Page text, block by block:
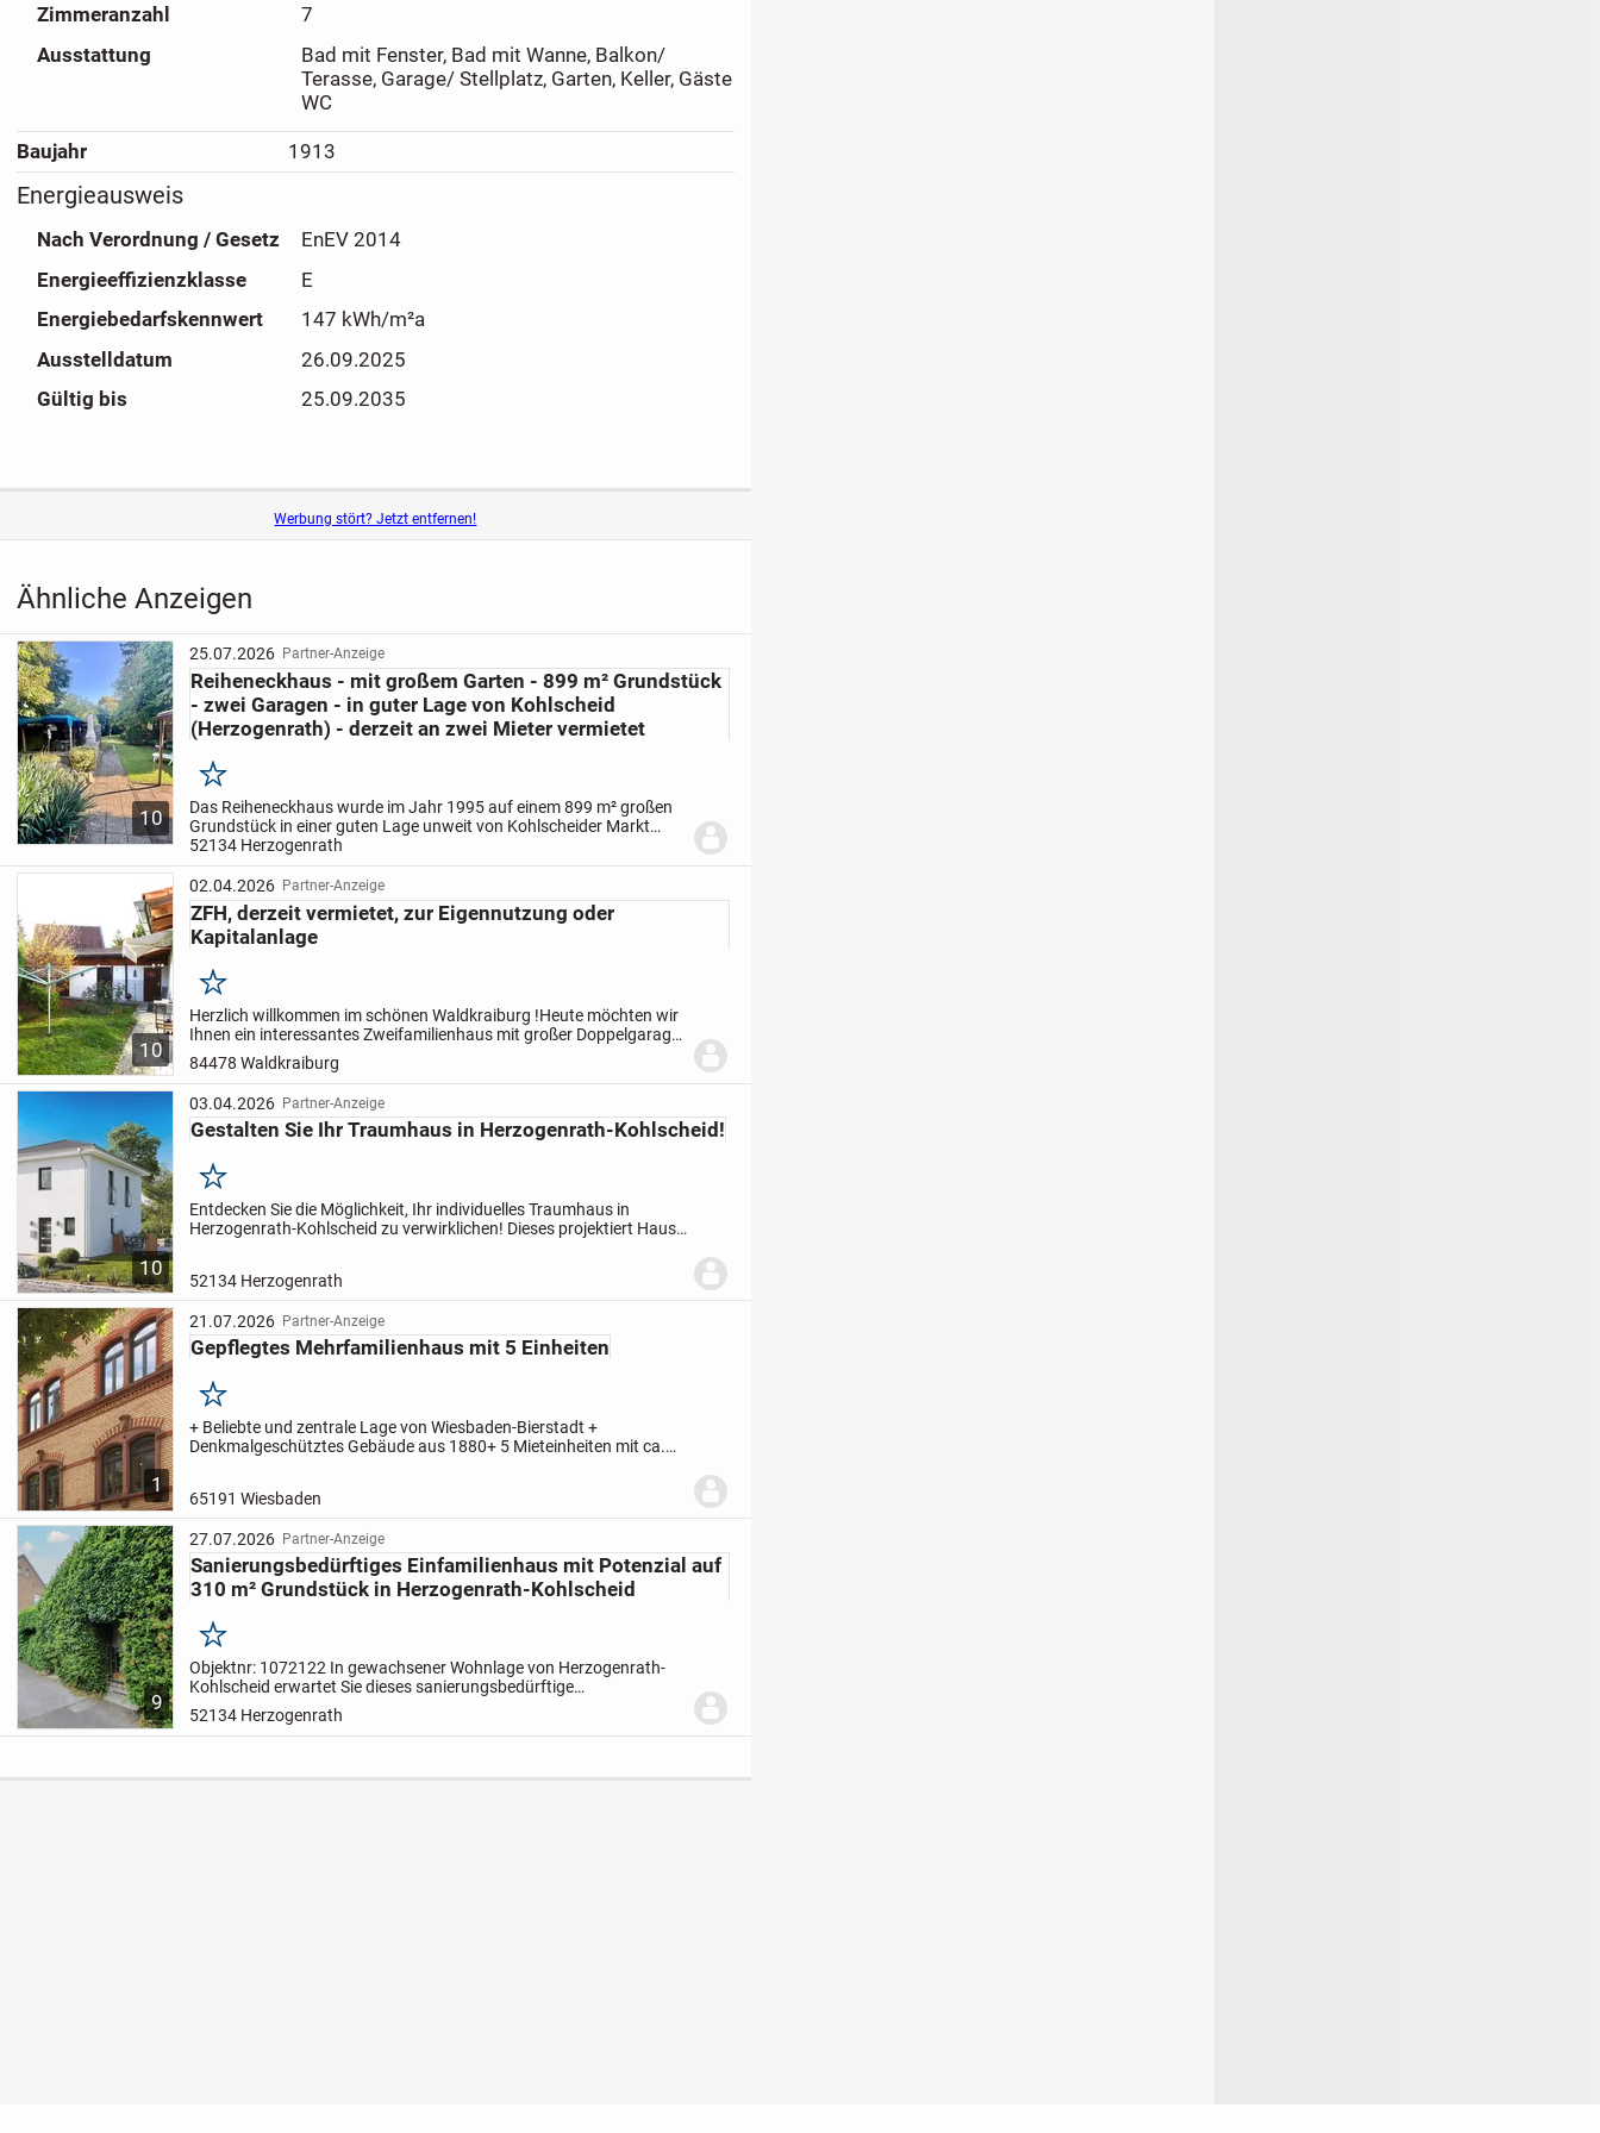
- Wohnküche
DG (Mieteinheit 2)
- Wohnraum
- Dachbodenzimmer
- Bad mit Dusche und WC
Nebenkosten vermietet.
Keller:
EG ca. 73 m² inkl. Terrasse
DG ca. 35 m²
= ca. 158 m² gesamte Wohnfläche
Nutzfläche:
Keller ca. 50 m²
EG ca. 10 m²
DG ca. 16 m²
ca. 76 m² gesamte Nutzfläche
zzgl. kleine Garage
Darüber hinaus gibt es einen eingezäunten Garten sowie eine kleine Garage die
von der Rückseite befahrbar ist.
Zimmeranzahl
7
Ausstattung
Bad mit Fenster, Bad mit Wanne, Balkon/
Terasse, Garage/ Stellplatz, Garten, Keller, Gäste
WC
Baujahr 1913
Energieausweis
Nach Verordnung / Gesetz
EnEV 2014
Energieeffizienzklasse
E
Energiebedarfskennwert
147 kWh/m²a
Ausstelldatum
26.09.2025
Gültig bis
25.09.2035
Werbung stört? Jetzt entfernen!
Ähnliche Anzeigen
10
25.07.2026 Partner-Anzeige
Reiheneckhaus - mit großem Garten - 899 m² Grundstück
- zwei Garagen - in guter Lage von Kohlscheid
(Herzogenrath) - derzeit an zwei Mieter vermietet
Merken
Das Reiheneckhaus wurde im Jahr 1995 auf einem 899 m² großen
Grundstück in einer guten Lage unweit von Kohlscheider Markt
erbaut. Die Immobilie war viele Jahrzehnte im Familienbesitz und ist
an zwei...
52134 Herzogenrath
10
02.04.2026 Partner-Anzeige
ZFH, derzeit vermietet, zur Eigennutzung oder
Kapitalanlage
Merken
Herzlich willkommen im schönen Waldkraiburg !Heute möchten wir
Ihnen ein interessantes Zweifamilienhaus mit großer Doppelgarage
und Schuppen anbieten. Es liegt in einer reinen Anliegerstraße in
sehr...
84478 Waldkraiburg
10
03.04.2026 Partner-Anzeige
Gestalten Sie Ihr Traumhaus in Herzogenrath-Kohlscheid!
Merken
Entdecken Sie die Möglichkeit, Ihr individuelles Traumhaus in
Herzogenrath-Kohlscheid zu verwirklichen! Dieses projektiert Haus
52134 Herzogenrath
1
21.07.2026 Partner-Anzeige
Gepflegtes Mehrfamilienhaus mit 5 Einheiten
Merken
+ Beliebte und zentrale Lage von Wiesbaden-Bierstadt+
Denkmalgeschütztes Gebäude aus 1880+ 5 Mieteinheiten mit ca.
65191 Wiesbaden
9
27.07.2026 Partner-Anzeige
Sanierungsbedürftiges Einfamilienhaus mit Potenzial auf
310 m² Grundstück in Herzogenrath-Kohlscheid
Merken
Objektnr: 1072122 In gewachsener Wohnlage von Herzogenrath-
Kohlscheid erwartet Sie dieses sanierungsbedürftige
Einfamilienhaus auf einem ca. 310 m² großen Grundstück. Mit
handwerklichem Geschick und...
52134 Herzogenrath